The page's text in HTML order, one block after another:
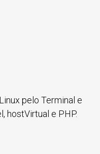
pelo Terminal e
hostVirtual e PHP.